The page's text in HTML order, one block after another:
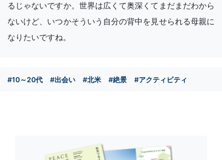
るじゃないですか。世界は広くて奥深くてまだまだわから
ないけど、いつかそういう自分の背中を見せられる母親に
なりたいですね。
#10～20代 #出会い #北米 #絶景 #アクティビティ